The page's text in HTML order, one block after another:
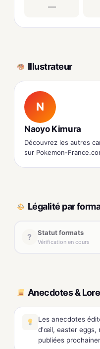
—
Illustrateur
N
Naoyo Kimura
Découvrez les autres
sur Pokemon-
Légalité par
? Statut formats
Vérification en cours
Anecdotes & Lore
Les anecdotes
d'œil, easter eggs,
publiées